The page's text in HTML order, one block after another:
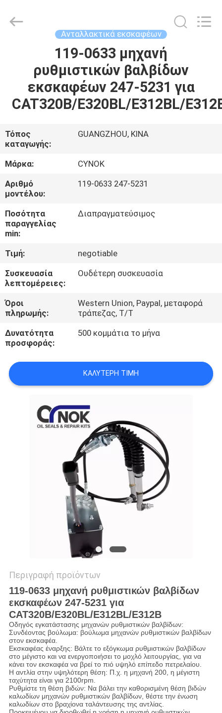
ΠΡΟΪΌΝΤΑ
ΕΜΕΊΣ
ΓΎΡΟΣ
ΕΡΓΟΣΤΑΣΊΩΝ
ΠΟΙΟΤΙΚΌΣ
ΈΛΕΓΧΟΣ
ΜΑΣ
ΕΛΆΤΕ
ΣΕ
ΕΠΑΦΉ
ΜΕ
ΕΙΔΉΣΕΙΣ
ΑΠΌΣΠΑΣΜΑ
Trade
Ανταλλακτικά εκσκαφέων
119-0633 μηχανή
ρυθμιστικών βαλβίδων
εκσκαφέων 247-5231 για
CAT320B/E320BL/E312BL/
Τόπος
καταγωγής:
GUANGZHOU, ΚΙΝΑ
Μάρκα:
CYNOK
Αριθμό
μοντέλου:
119-0633 247-5231
Ποσότητα
παραγγελίας
min:
Διαπραγματεύσιμος
Τιμή:
negotiable
Συσκευασία
λεπτομέρειες:
Ουδέτερη συσκευασία
Όροι
πληρωμής:
Western Union, Paypal, μεταφορά
τράπεζας, T/T
Δυνατότητα
προσφοράς:
500 κομμάτια το μήνα
ΚΑΛΎΤΕΡΗ ΤΙΜΉ
Περιγραφή προϊόντων
119-0633 μηχανή ρυθμιστικών βαλβίδων
εκσκαφέων 247-5231 για
CAT320B/E320BL/E312BL/E312B
Οδηγός εγκατάστασης μηχανών ρυθμιστικών βαλβίδων:
Συνδέοντας βούλωμα: βούλωμα μηχανών ρυθμιστικών βαλβίδων
στον εκσκαφέα.
Εκσκαφέας έναρξης: Βάλτε το εξόγκωμα ρυθμιστικών βαλβίδων
στο μέγιστο και να ενεργοποιήσει το μοχλό λειτουργίας, για να
κάνει τον εκσκαφέα να βρεί το πιό υψηλό επίπεδο πετρελαίου.
Η αντλία στην υψηλότερη θέση: Π.χ. η μηχανή 200, η μέγιστη
ταχύτητα είναι για 2100rpm.
Ρυθμίστε τη θέση βιδών: Να βάλει την καθορισμένη θέση βιδών
καλωδίων μηχανών ρυθμιστικών βαλβίδων, θέστε την ένωση
καλωδίων στο βραχίονα ταλάντευσης της αντλίας.